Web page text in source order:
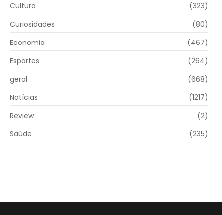
Cultura
(323)
Curiosidades
(80)
Economia
(467)
Esportes
(264)
geral
(668)
Notícias
(1217)
Review
(2)
Saúde
(235)